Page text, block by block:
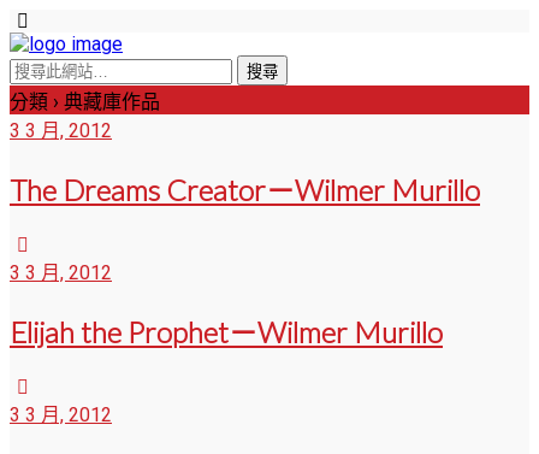
分類 › 典藏庫作品
3 3 月, 2012
The Dreams Creator－Wilmer Murillo
3 3 月, 2012
Elijah the Prophet－Wilmer Murillo
3 3 月, 2012